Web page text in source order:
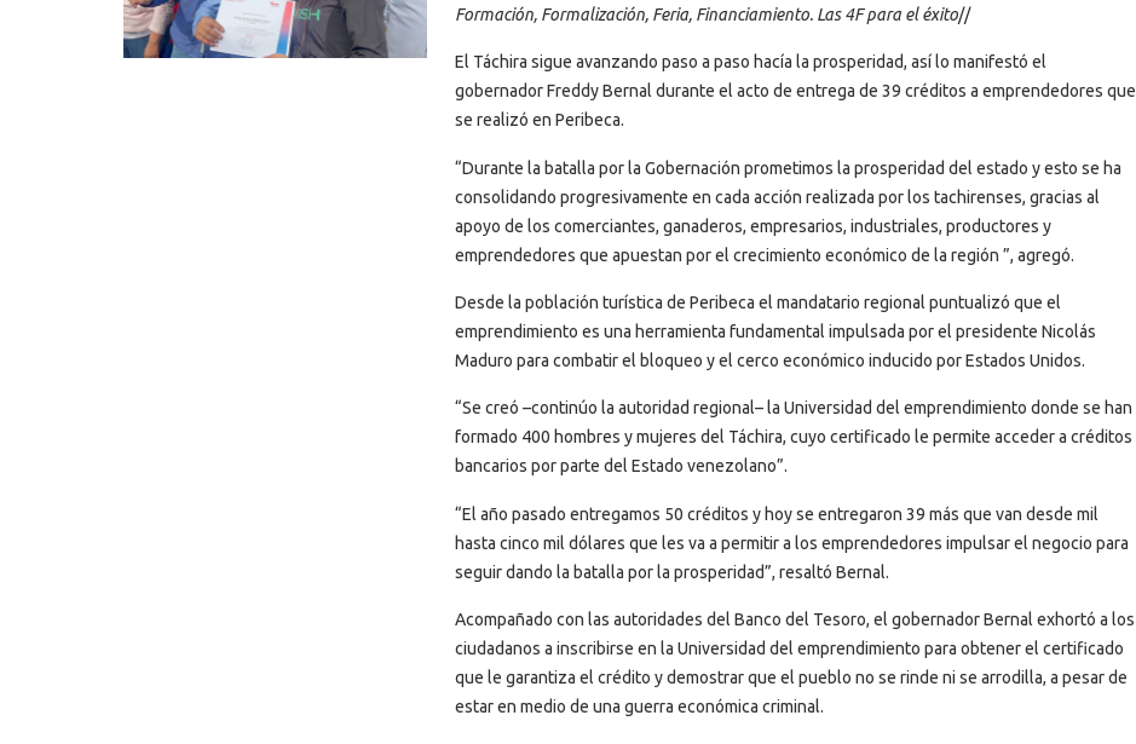
Formación, Formalización, Feria, Financiamiento. Las 4F para el éxito//
El Táchira sigue avanzando paso a paso hacía la prosperidad, así lo manifestó el
gobernador Freddy Bernal durante el acto de entrega de 39 créditos a emprendedores que
se realizó en Peribeca.
“Durante la batalla por la Gobernación prometimos la prosperidad del estado y esto se ha
consolidando progresivamente en cada acción realizada por los tachirenses, gracias al
apoyo de los comerciantes, ganaderos, empresarios, industriales, productores y
emprendedores que apuestan por el crecimiento económico de la región ”, agregó.
Desde la población turística de Peribeca el mandatario regional puntualizó que el
emprendimiento es una herramienta fundamental impulsada por el presidente Nicolás
Maduro para combatir el bloqueo y el cerco económico inducido por Estados Unidos.
“Se creó –continúo la autoridad regional– la Universidad del emprendimiento donde se han
formado 400 hombres y mujeres del Táchira, cuyo certificado le permite acceder a créditos
bancarios por parte del Estado venezolano”.
“El año pasado entregamos 50 créditos y hoy se entregaron 39 más que van desde mil
hasta cinco mil dólares que les va a permitir a los emprendedores impulsar el negocio para
seguir dando la batalla por la prosperidad”, resaltó Bernal.
Acompañado con las autoridades del Banco del Tesoro, el gobernador Bernal exhortó a los
ciudadanos a inscribirse en la Universidad del emprendimiento para obtener el certificado
que le garantiza el crédito y demostrar que el pueblo no se rinde ni se arrodilla, a pesar de
estar en medio de una guerra económica criminal.